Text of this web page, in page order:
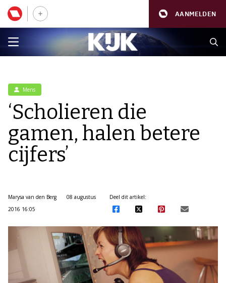
AANMELDEN
Mens
‘Scholieren die
gamen, halen betere
cijfers’
Marysa van den Berg
08 augustus
2016 16:05
Deel dit artikel: